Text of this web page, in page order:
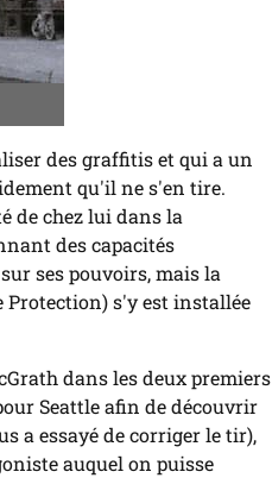
des graffitis et qui a un
qu'il ne s'en tire.
de chez lui dans la
des capacités
ses pouvoirs, mais la
Protection) s'y est installée
dans les deux premiers
Seattle afin de découvrir
a essayé de corriger le tir),
auquel on puisse